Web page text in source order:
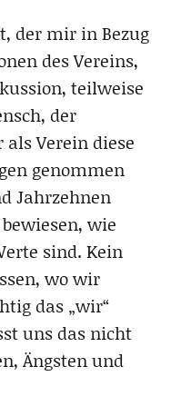
der mir in Bezug
des Vereins,
teilweise
der
Verein diese
genommen
Jahrzehnen
wie
sind. Kein
wo wir
das „wir“
uns das nicht
Ängsten und